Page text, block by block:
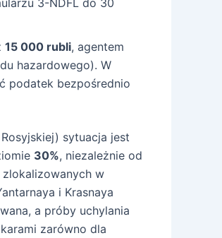
15 000 rubli, agentem
hazardowego). W
podatek bezpośrednio
sytuacja jest
30%, niezależnie od
w
i Krasnaya
a próby uchylania
zarówno dla